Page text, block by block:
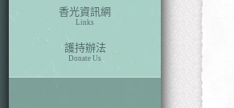
香光資訊網
Links
護持辦法
Donate Us